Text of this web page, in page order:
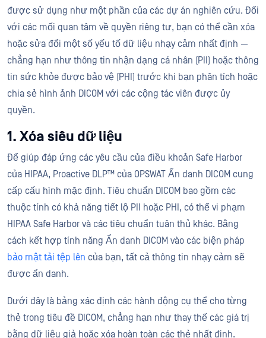
được sử dụng như một phần của các dự án nghiên cứu. Đối
với các mối quan tâm về quyền riêng tư, bạn có thể cần xóa
hoặc sửa đổi một số yếu tố dữ liệu nhạy cảm nhất định —
chẳng hạn như thông tin nhận dạng cá nhân (PII) hoặc thông
tin sức khỏe được bảo vệ (PHI) trước khi bạn phân tích hoặc
chia sẻ hình ảnh DICOM với các cộng tác viên được ủy
quyền.
1. Xóa siêu dữ liệu
Để giúp đáp ứng các yêu cầu của điều khoản Safe Harbor
của HIPAA, Proactive DLP™ của OPSWAT Ẩn danh DICOM cung
cấp cấu hình mặc định. Tiêu chuẩn DICOM bao gồm các
thuộc tính có khả năng tiết lộ PII hoặc PHI, có thể vi phạm
HIPAA Safe Harbor và các tiêu chuẩn tuân thủ khác. Bằng
cách kết hợp tính năng Ẩn danh DICOM vào các biện pháp
bảo mật tải tệp lên của bạn, tất cả thông tin nhạy cảm sẽ
được ẩn danh.
Dưới đây là bảng xác định các hành động cụ thể cho từng
thẻ trong tiêu đề DICOM, chẳng hạn như thay thế các giá trị
bằng dữ liệu giả hoặc xóa hoàn toàn các thẻ nhất định.